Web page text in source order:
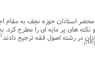
در محضر استادان حوزه نجف به
هاى پر مایه اى را مطرح کرد.
در رشته اصول فقه ترجیح دادند.(
(
[16]
)